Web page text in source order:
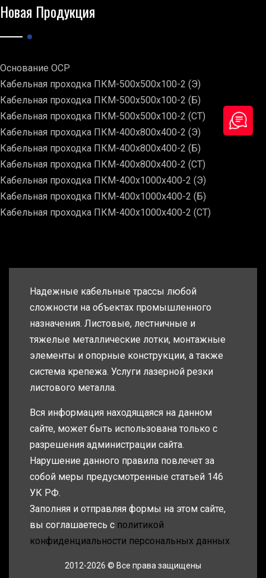
Новая Продукция
Основание ОСР
Кабельная проходка ПКМ-500х500х100-2 (Э)
Кабельная проходка ПКМ-500х500х100-2 (Б)
Кабельная проходка ПКМ-500х500х100-2 (СТ)
Кабельная проходка ПКМ-400х800х400-2 (Э)
Кабельная проходка ПКМ-400х800х400-2 (Б)
Кабельная проходка ПКМ-400х800х400-2 (СТ)
Кабельная проходка ПКМ-400х1000х400-2 (Э)
Кабельная проходка ПКМ-400х1000х400-2 (Б)
Кабельная проходка ПКМ-400х1000х400-2 (СТ)
Надежные кабельные трассы любой
сложности на объектах промышленного
назначения. Листовые, лестничные и
тяжелые металлические лотки, монтажные
элементы и опорные конструкции, а также
система крепежа. Услуги лазерной резки
листового металла.
Вся информация находящаяся на данном
сайте, может быть использована только с
разрешения администрации сайта.
Нарушение данного правила повлечет за
собой меры предусмотренные статьей 146
УК РФ.
Заполняя и отправляя формы на этом сайте,
вы соглашаетесь с политикой
конфиденциальности персональных данных
2012-2026 © Все права защищены